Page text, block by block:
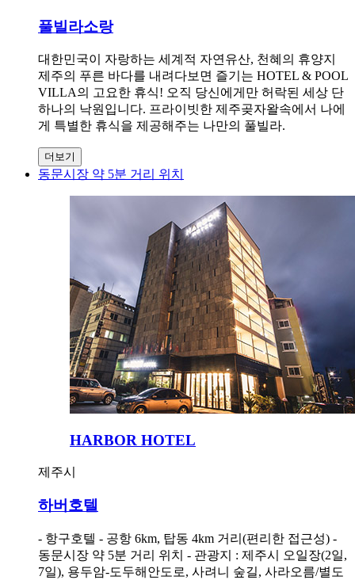
풀빌라소랑
대한민국이 자랑하는 세계적 자연유산, 천혜의 휴양지
제주의 푸른 바다를 내려다보면 즐기는 HOTEL & POOL
VILLA의 고요한 휴식! 오직 당신에게만 허락된 세상 단
하나의 낙원입니다. 프라이빗한 제주곶자왈속에서 나에
게 특별한 휴식을 제공해주는 나만의 풀빌라.
더보기
동문시장 약 5분 거리 위치
HARBOR HOTEL
제주시
하버호텔
- 항구호텔 - 공항 6km, 탑동 4km 거리(편리한 접근성) -
동문시장 약 5분 거리 위치 - 관광지 : 제주시 오일장(2일,
7일), 용두암-도두해안도로, 사려니 숲길, 사라오름/별도